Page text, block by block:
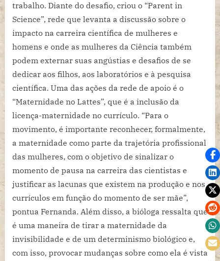
trabalho. Diante do desafio, criou o “Parent in
Science”, rede que levanta a discussão sobre o
impacto na carreira científica de mulheres e
homens e onde as mulheres da Ciência também
podem externar suas angústias e desafios de se
dedicar aos filhos, aos laboratórios e à pesquisa
científica. Uma das ações da rede de apoio é o
“Maternidade no Lattes”, que é a inclusão da
licença-maternidade no currículo. “Para o
movimento, é importante reconhecer, formalmente,
a maternidade como parte da trajetória profissional
das mulheres, com o objetivo de sinalizar o
momento de pausa na carreira das cientistas e
justificar as lacunas que existem na produção e nos
currículos em função do momento de ser mãe”,
pontua Fernanda. Além disso, a bióloga ressalta que
é uma maneira de tirar a maternidade da
invisibilidade e de um determinismo biológico e,
com isso, provocar mudanças sobre como ela é vista